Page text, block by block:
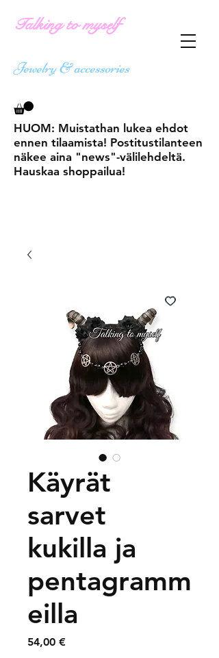
Talking to myself
Jewelry & accessories
HUOM: Muistathan lukea ehdot
ennen tilaamista! Postitustilanteen
näkee aina "news"-välilehdeltä.
Hauskaa shoppailua!
Käyrät
sarvet
kukilla ja
pentagramm
eilla
54,00 €Price